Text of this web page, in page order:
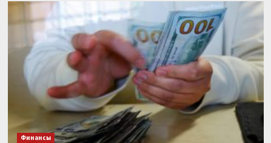
рубля
рост
цен
на
нефть.
Обзор
финансового
рынка
от
28
марта
Финансы